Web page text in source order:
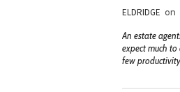
ELDRIDGE on
An estate
expect much
few